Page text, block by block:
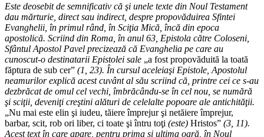
Este deosebit de semnificativ că şi unele texte din Noul Testament
dau mărturie, direct sau indirect, despre propovăduirea Sfintei
Evanghelii, în primul rând, în Sciţia Mică, încă din epoca
apostolică. Scriind din Roma, în anul 63, Epistola către Coloseni,
Sfântul Apostol Pavel precizează că Evanghelia pe care au
cunoscut-o destinatarii Epistolei sale „a fost propovăduită la toată
făptura de sub cer” (1, 23). În cursul aceleiaşi Epistole, Apostolul
neamurilor explică acest cuvânt al său scriind că, printre cei ce s-au
dezbrăcat de omul cel vechi, îmbrăcându-se în cel nou, se numără
şi sciţii, deveniţi creştini alături de celelalte popoare ale antichităţii.
„Nu mai este elin şi iudeu, tăiere împrejur şi netăiere împrejur,
barbar, scit, rob ori liber, ci toate şi întru toţi (este) Hristos” (3, 11).
Acest text în care apare, pentru prima şi ultima oară, în Noul